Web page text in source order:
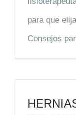
para que
Consejos